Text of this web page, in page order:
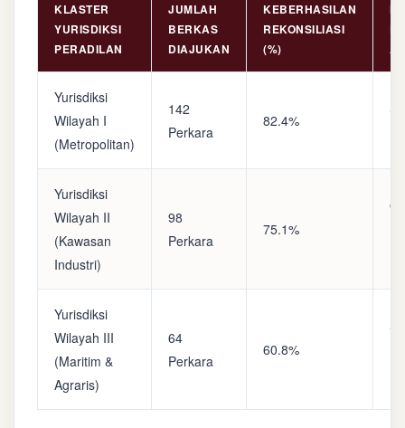
KLASTER
YURISDIKSI
PERADILAN
JUMLAH
BERKAS
DIAJUKAN
KEBERHASILAN
REKONSILIASI
(%)
Yurisdiksi
Wilayah I
(Metropolitan)
142
Perkara
82.4%
Yurisdiksi
Wilayah II
(Kawasan
Industri)
98
Perkara
75.1%
Yurisdiksi
Wilayah III
(Maritim &
Agraris)
64
Perkara
60.8%